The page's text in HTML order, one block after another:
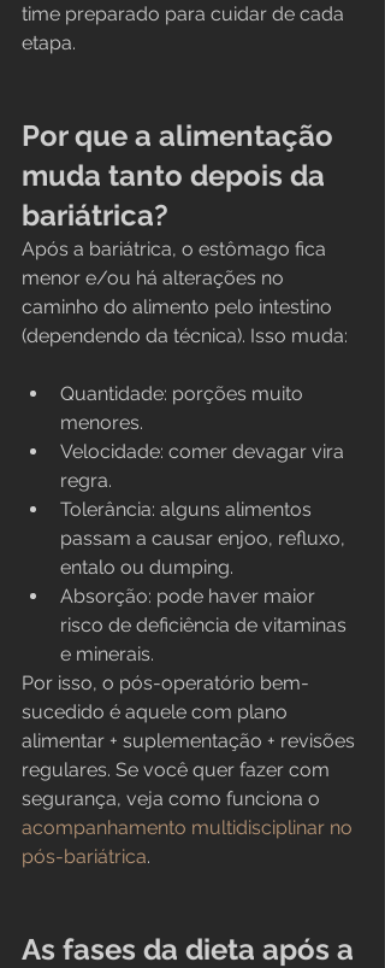
time preparado para cuidar de cada
etapa.
Por que a alimentação
muda tanto depois da
bariátrica?
Após a bariátrica, o estômago fica
menor e/ou há alterações no
caminho do alimento pelo intestino
(dependendo da técnica). Isso muda:
Quantidade: porções muito
menores.
Velocidade: comer devagar vira
regra.
Tolerância: alguns alimentos
passam a causar enjoo, refluxo,
entalo ou dumping.
Absorção: pode haver maior
risco de deficiência de vitaminas
e minerais.
Por isso, o pós-operatório bem-
sucedido é aquele com plano
alimentar + suplementação + revisões
regulares. Se você quer fazer com
segurança, veja como funciona o
acompanhamento multidisciplinar no
pós-bariátrica.
As fases da dieta após a